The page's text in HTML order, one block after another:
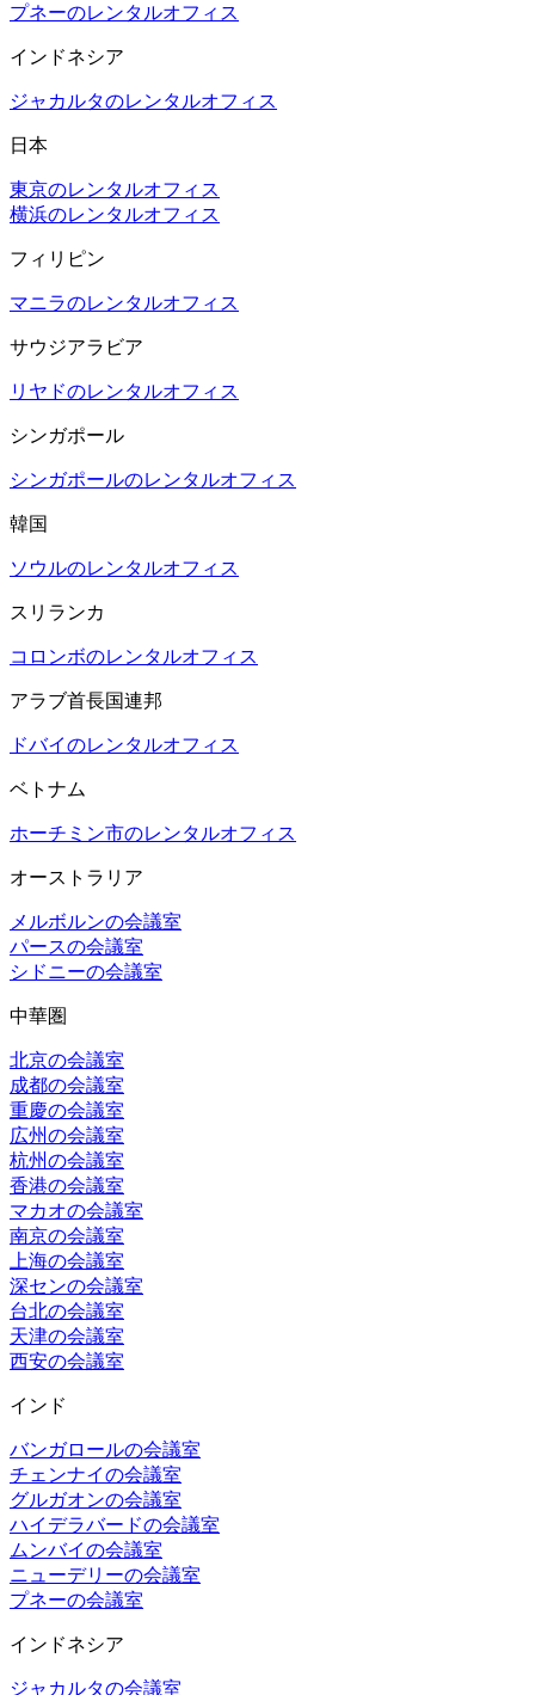
プネーのレンタルオフィス
インドネシア
ジャカルタのレンタルオフィス
日本
東京のレンタルオフィス
横浜のレンタルオフィス
フィリピン
マニラのレンタルオフィス
サウジアラビア
リヤドのレンタルオフィス
シンガポール
シンガポールのレンタルオフィス
韓国
ソウルのレンタルオフィス
スリランカ
コロンボのレンタルオフィス
アラブ首長国連邦
ドバイのレンタルオフィス
ベトナム
ホーチミン市のレンタルオフィス
オーストラリア
メルボルンの会議室
パースの会議室
シドニーの会議室
中華圏
北京の会議室
成都の会議室
重慶の会議室
広州の会議室
杭州の会議室
香港の会議室
マカオの会議室
南京の会議室
上海の会議室
深センの会議室
台北の会議室
天津の会議室
西安の会議室
インド
バンガロールの会議室
チェンナイの会議室
グルガオンの会議室
ハイデラバードの会議室
ムンバイの会議室
ニューデリーの会議室
プネーの会議室
インドネシア
ジャカルタの会議室